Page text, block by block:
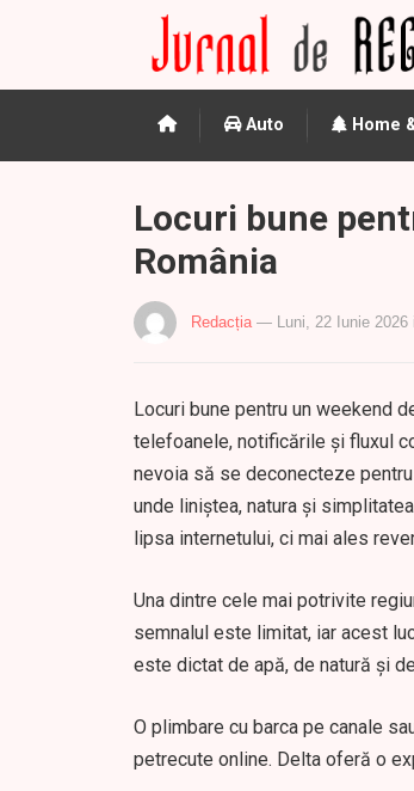
Auto Home
Locuri bune
România
Redacția — Luni, 22 Iunie 2026
Locuri bune pentru un weekend
telefoanele, notificările și fluxul
nevoia să se deconecteze
unde liniștea, natura și
lipsa internetului, ci mai ales
Una dintre cele mai potrivite
semnalul este limitat, iar acest
este dictat de apă, de natură și
O plimbare cu barca pe canale
petrecute online. Delta oferă o